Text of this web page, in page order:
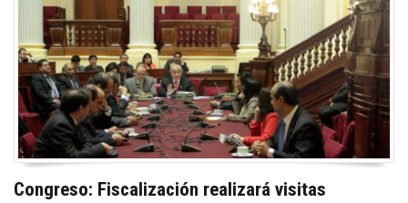
Congreso: Fiscalización realizará visitas